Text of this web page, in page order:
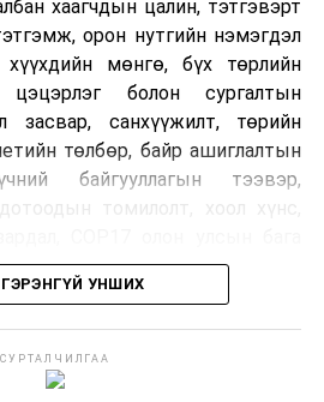
хаагчдын цалин, тэтгэвэрт
орон нутгийн нэмэгдэл
хүүхдийн мөнгө, бүх төрлийн
цэцэрлэг болон сургалтын
засвар, санхүүжилт, төрийн
төлбөр, байр ашиглалтын
байгууллагын тээвэр,
газрын өр, орон нутгийн нөөц
хэвийн үргэлжлүүлэхээр
хязгаарлахаар болсон байна.
УНШИХ
СУРТАЛЧИЛГАА